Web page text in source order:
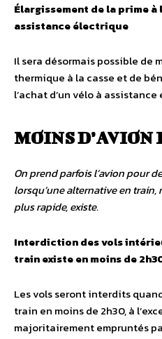
Élargissement de la prime
assistance électrique
Il sera désormais possible de
thermique à la casse et de
l’achat d’un vélo à
MOINS D’AVION
On prend parfois l’avion pour
lorsqu’une alternative en
plus rapide, existe.
Interdiction des vols
train existe en moins de
Les vols seront interdits
train en moins de 2h30, à
majoritairement empruntés